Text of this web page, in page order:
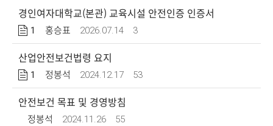
경인여자대학교(본관) 교육시설 안전인증 인증서
1 홍승표 2026.07.14 3
산업안전보건법령 요지
1 정봉석 2024.12.17 53
안전보건 목표 및 경영방침
정봉석 2024.11.26 55